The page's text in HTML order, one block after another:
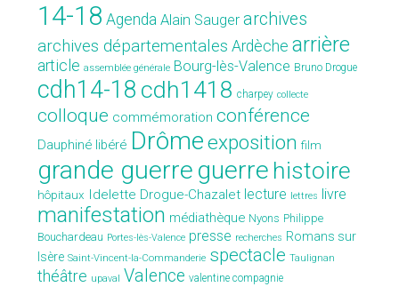
14-18 Agenda Alain Sauger archives
archives départementales Ardèche arrière
article assemblée générale Bourg-lès-Valence Bruno Drogue
cdh14-18 cdh1418 charpey collecte
colloque commémoration conférence
Dauphiné libéré Drômeexposition film
grande guerre guerre histoire
hôpitaux Idelette Drogue-Chazalet lecture lettres livre
manifestation médiathèque Nyons Philippe
Bouchardeau Portes-lès-Valence presse recherches Romans sur
Isère Saint-Vincent-la-Commanderie spectacle Taulignan
théâtre upaval Valence valentine compagnie